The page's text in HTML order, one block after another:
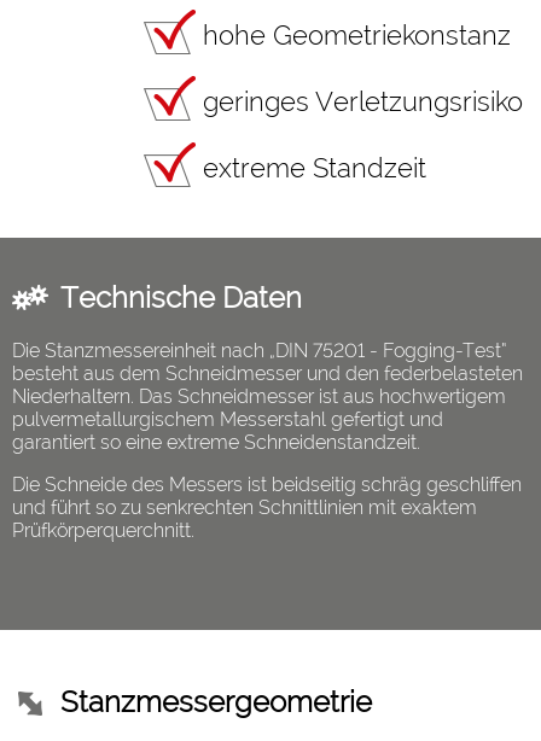
hohe Geometriekonstanz
geringes Verletzungsrisiko
extreme Standzeit
Technische Daten
Die Stanzmessereinheit nach „DIN 75201 - Fogging-Test“
besteht aus dem Schneidmesser und den federbelasteten
Niederhaltern. Das Schneidmesser ist aus hochwertigem
pulvermetallurgischem Messerstahl gefertigt und
garantiert so eine extreme Schneidenstandzeit.
Die Schneide des Messers ist beidseitig schräg geschliffen
und führt so zu senkrechten Schnittlinien mit exaktem
Prüfkörperquerchnitt.
Stanzmessergeometrie